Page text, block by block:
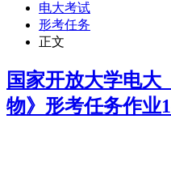
电大考试
形考任务
正文
国家开放大学电大
物》形考任务作业